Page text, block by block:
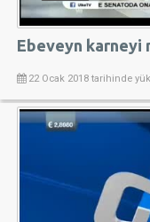
Ebeveyn karneyi
22 Ocak 2018 tarihinde